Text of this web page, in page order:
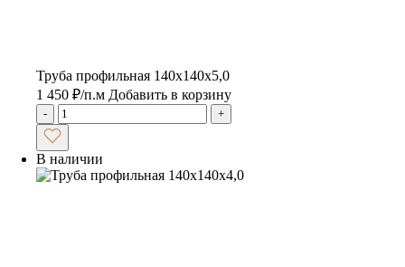
Труба профильная 140х140х5,0
1 450 ₽/п.м Добавить в корзину
- +
В наличии